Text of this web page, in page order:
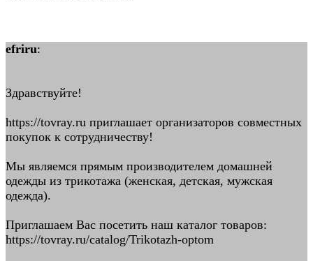
efriru:
Здравствуйте!
https://tovray.ru приглашает организаторов совместных
покупок к сотрудничеству!
Мы являемся прямым производителем домашней
одежды из трикотажа (женская, детская, мужская
одежда).
Приглашаем Вас посетить наш каталог товаров:
https://tovray.ru/catalog/Trikotazh-optom